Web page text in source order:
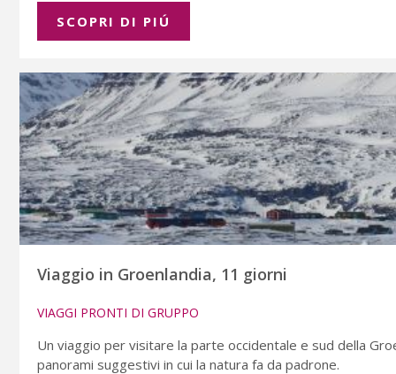
SCOPRI DI PIÚ
Viaggio in Groenlandia, 11 giorni
VIAGGI PRONTI DI GRUPPO
Un viaggio per visitare la parte occidentale e sud della
panorami suggestivi in cui la natura fa da padrone.